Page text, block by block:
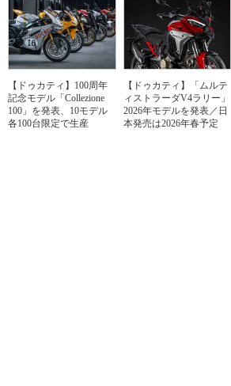
【ドゥカティ】100周年
記念モデル「Collezione
100」を発表、10モデル
各100台限定で生産
【ドゥカティ】「ムルテ
ィストラーダV4ラリー」
2026年モデルを発表／日
本発売は2026年春予定